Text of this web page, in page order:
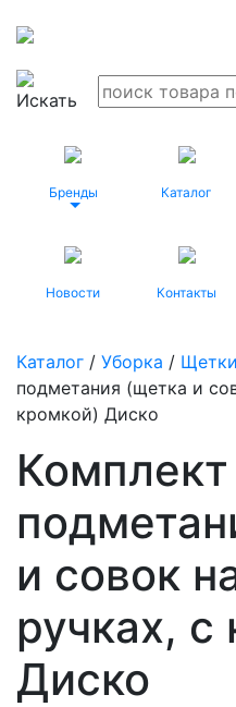
Бренды Каталог
Новости Контакты
Каталог / Уборка /
подметания (щетка и
кромкой) Диско
и совок
ручках, с
Диско